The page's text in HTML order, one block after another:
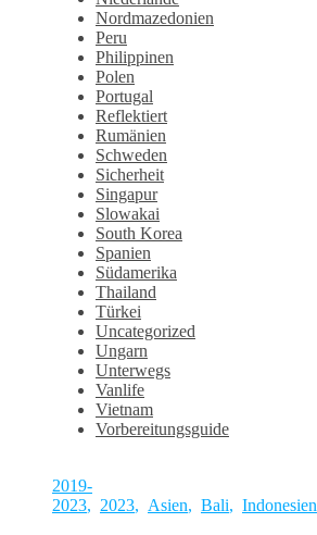
Nordmazedonien
Peru
Philippinen
Polen
Portugal
Reflektiert
Rumänien
Schweden
Sicherheit
Singapur
Slowakai
South Korea
Spanien
Südamerika
Thailand
Türkei
Uncategorized
Ungarn
Unterwegs
Vanlife
Vietnam
Vorbereitungsguide
2019-
2023, 2023, Asien, Bali, Indonesien